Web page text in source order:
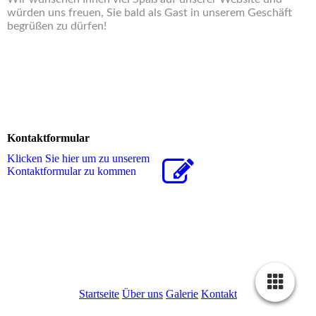
würden uns freuen, Sie bald als Gast in unserem Geschäft
begrüßen zu dürfen!
Kontaktformular
Klicken Sie hier um zu unserem
Kon­takt­for­mu­lar zu kommen
Startseite Über uns Galerie Kontakt